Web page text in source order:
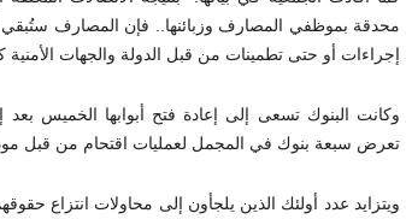
محدقة بموظفي المصارف وزبائنها.. فإن المصارف
إجراءات أو حتى تطمينات من قبل الدولة والجهات
وكانت البنوك تسعى إلى إعادة فتح أبوابها الخميس بعد
تعرض سبعة بنوك في المجمل لعمليات اقتحام من قبل
ويتزايد عدد أولئك الذين يلجأون إلى محاولات انتزاع